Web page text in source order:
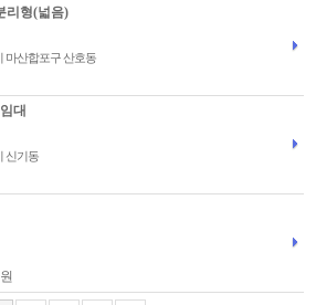
리형(넓음)
마산합포구 산호동
대
신기동